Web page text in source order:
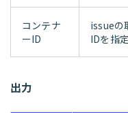
コンテナ
ーID
issueの
IDを指
出力